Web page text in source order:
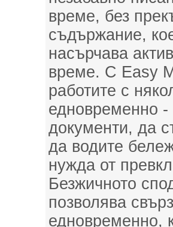
време, без
съдържание,
насърчава
време. С Easy
работите с
едновременно -
документи, да
да водите
нужда от
Безжичното
позволява
едновременно,